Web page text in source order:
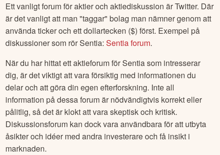
Ett vanligt forum för aktier och aktiediskussion är Twitter. Där
är det vanligt att man "taggar" bolag man nämner genom att
använda ticker och ett dollartecken ($) först. Exempel på
diskussioner som rörSentia:Sentiaforum.
När du har hittat ett aktieforum förSentiasom intresserar
dig, är det viktigt att vara försiktig med informationen du
delar och att göra din egen efterforskning. Inte all
information på dessa forum är nödvändigtvis korrekt eller
pålitlig, så det är klokt att vara skeptisk och kritisk.
Diskussionsforum kan dock vara användbara för att utbyta
åsikter och idéer med andra investerare och få insikt i
marknaden.